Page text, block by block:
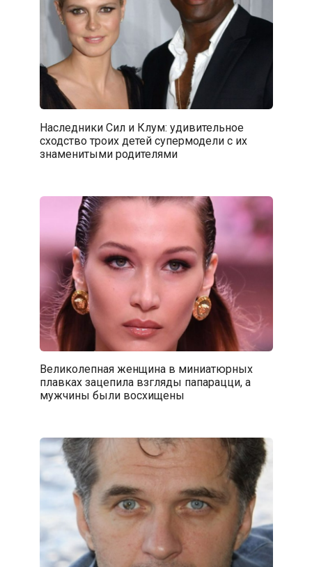
Наследники Сил и Клум: удивительное
сходство троих детей супермодели с их
знаменитыми родителями
Великолепная женщина в миниатюрных
плавках зацепила взгляды папарацци, а
мужчины были восхищены